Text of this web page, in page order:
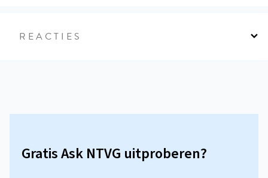
REACTIES
Gratis Ask NTVG uitproberen?